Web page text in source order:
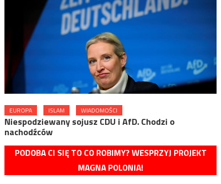
EUROPA ISLAM WIADOMOŚCI
Niespodziewany sojusz CDU i AfD. Chodzi o
nachodźców
PODOBA CI SIĘ TO CO ROBIMY? WESPRZYJ PROJEKT
MAGNA POLONIA!